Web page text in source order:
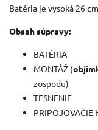
Batéria je vysoká 26
Obsah súpravy:
BATÉRIA
MONTÁŽ (
zospodu)
TESNENIE
PRIPOJOVACIE